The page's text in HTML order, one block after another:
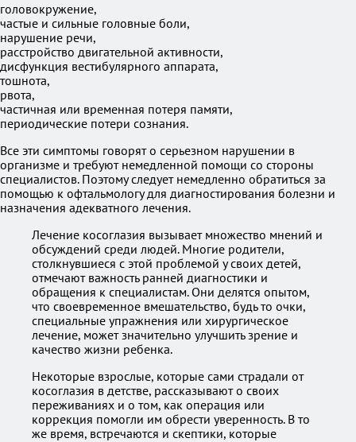
головокружение,
частые и сильные головные боли,
нарушение речи,
расстройство двигательной активности,
дисфункция вестибулярного аппарата,
тошнота,
рвота,
частичная или временная потеря памяти,
периодические потери сознания.
Все эти симптомы говорят о серьезном нарушении в
организме и требуют немедленной помощи со стороны
специалистов. Поэтому следует немедленно обратиться за
помощью к офтальмологу для диагностирования болезни и
назначения адекватного лечения.
Лечение косоглазия вызывает множество мнений и
обсуждений среди людей. Многие родители,
столкнувшиеся с этой проблемой у своих детей,
отмечают важность ранней диагностики и
обращения к специалистам. Они делятся опытом,
что своевременное вмешательство, будь то очки,
специальные упражнения или хирургическое
лечение, может значительно улучшить зрение и
качество жизни ребенка.
Некоторые взрослые, которые сами страдали от
косоглазия в детстве, рассказывают о своих
переживаниях и о том, как операция или
коррекция помогли им обрести уверенность. В то
же время, встречаются и скептики, которые